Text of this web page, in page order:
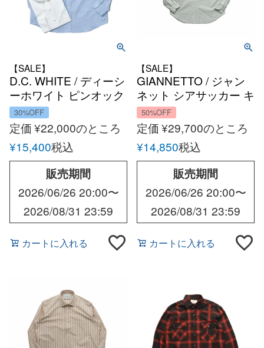
【SALE】
D.C. WHITE / ディーシ
ーホワイト ピンオック
スボタンダウンシャツ
30%OFF
定価¥22,000のところ
¥15,400税込
販売期間
2026/06/26 20:00〜
2026/08/31 23:59
カートに入れる
【SALE】
GIANNETTO / ジャン
ネット シアサッカー キ
ャンディーストライプ
ボタンダウン シャツ
50%OFF
定価¥29,700のところ
¥14,850税込
販売期間
2026/06/26 20:00〜
2026/08/31 23:59
カートに入れる